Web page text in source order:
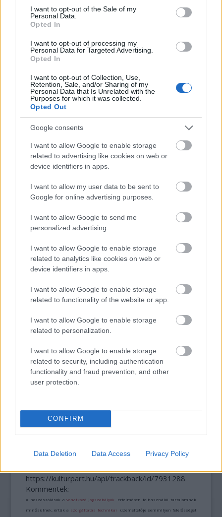
consent section.
I want to opt-out of the Sale of my
Personal Data.
Opted In
I want to opt-out of processing my
Personal Data for Targeted Advertising.
Opted In
I want to opt-out of Collection, Use,
Retention, Sale, and/or Sharing of my
Personal Data that Is Unrelated with the
Purposes for which it was collected.
Opted Out
Google consents
I want to allow Google to enable storage
related to advertising like cookies on web or
device identifiers in apps.
I want to allow my user data to be sent to
Google for online advertising purposes.
I want to allow Google to send me
personalized advertising.
I want to allow Google to enable storage
related to analytics like cookies on web or
device identifiers in apps.
I want to allow Google to enable storage
related to functionality of the website or app.
I want to allow Google to enable storage
related to personalization.
I want to allow Google to enable storage
related to security, including authentication
functionality and fraud prevention, and other
user protection.
CONFIRM
Data Deletion Data Access Privacy Policy
E sokszínű kínálatban mindenki
megtalálhatja az őt leginkább érdeklő
programot, eltöprenghet vagy
elgyönyörködhet a látottakon, s másnap már
egy kicsit más szemmel néz majd a nőkre.
Több megértéssel, több tisztelettel és
sokkal-sokkal több figyelemmel.
Részletes programért
Programajánló Nő Ünnep
AZ EMBERSÉG ÜNNEPE
LÉTEZIK GYÓGYÍTÓ MÚZEUM?!
https://kulturpart.hu/api/trackback/id/7931288
Kommentek:
A hozzászólások avonatkozó jogszabályok értelmében felhasználói tartalomnak
minősülnek, értük a szolgáltatás technikai üzemeltetője semmilyen felelősséget